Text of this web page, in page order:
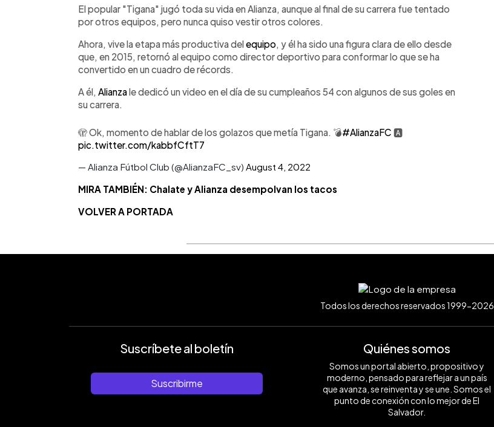
El popular "Tigana" jugó toda su vida en Alianza, aunque al final de su carrera fue tentado
por otros equipos, pero nunca quiso vestir otros colores.
Ahora, vive la etapa más productiva delequipo, y él ha sido una figura clara de ello desde
que, en 2015, retornó al equipo como director deportivo para conformar lo que se ha
convertido en un cuadro de récords.
A él, Alianzale dedicó un video en el día de su cumpleaños 54 con algunos de sus goles en
su carrera.
🫣 Ok, momento de hablar de los golazos que metía Tigana. 💣#AlianzaFC 🅰️
pic.twitter.com/kabbfCftT7
— Alianza Fútbol Club (@AlianzaFC_sv) August 4, 2022
MIRA TAMBIÉN: Chalate y Alianza desempolvan los tacos
VOLVER A PORTADA
Todos los derechos reservados 1999-2026
Suscríbete al boletín
Suscribirme
Quiénes somos
Somos un portal abierto, propositivo y
moderno, pensado para reflejar a un país
que avanza, se reinventa y se une. Somos el
punto de conexión con lo mejor de El
Salvador.